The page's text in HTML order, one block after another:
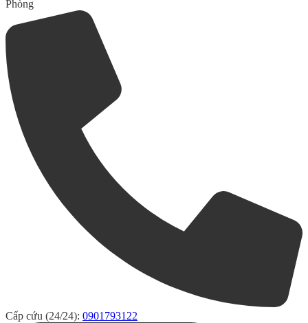
Phòng
Cấp cứu (24/24): 0901793122